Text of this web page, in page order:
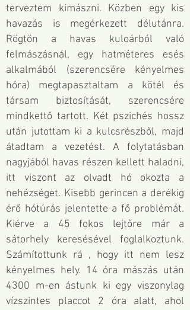
terveztem kimászni. Közben egy kis
havazás is megérkezett délutánra.
Rögtön a havas kuloárból való
felmászásnál, egy hatméteres esés
alkalmából (szerencsére kényelmes
hóra) megtapasztaltam a kötél és
társam biztosítását, szerencsére
mindkettő tartott. Két pszichés hossz
után jutottam ki a kulcsrészből, majd
átadtam a vezetést. A folytatásban
nagyjából havas részen kellett haladni,
itt viszont az olvadt hó okozta a
nehézséget. Kisebb gerincen a derékig
érő hótúrás jelentette a fő problémát.
Kiérve a 45 fokos lejtőre már a
sátorhely keresésével foglalkoztunk.
Számítottunk rá , hogy itt nem lesz
kényelmes hely. 14 óra mászás után
4300 m-en ástunk ki egy viszonylag
vízszintes placcot 2 óra alatt, ahol